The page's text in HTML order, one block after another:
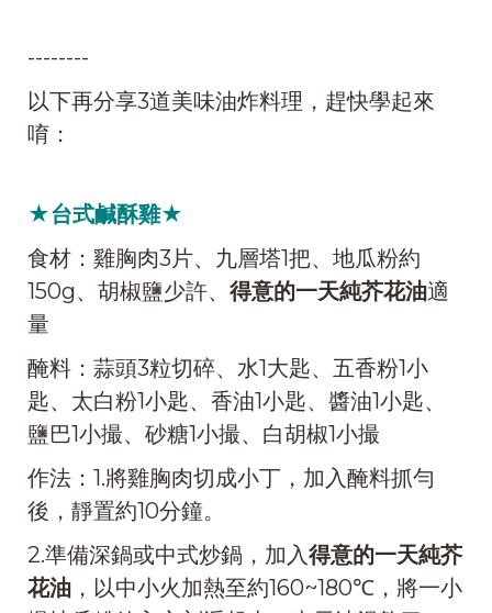
--------
以下再分享3道美味油炸料理，趕快學起來
唷：
★台式鹹酥雞★
食材：雞胸肉3片、九層塔1把、地瓜粉約
150g、胡椒鹽少許、 得意的一天純芥花油適
量
醃料：蒜頭3粒切碎、水1大匙、五香粉1小
匙、太白粉1小匙、香油1小匙、醬油1小匙、
鹽巴1小撮、砂糖1小撮、白胡椒1小撮
作法：1.將雞胸肉切成小丁，加入醃料抓勻
後，靜置約10分鐘。
2.準備深鍋或中式炒鍋，加入得意的一天純芥
花油 ，以中小火加熱至約160~180℃，將一小